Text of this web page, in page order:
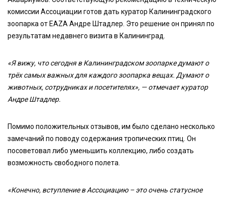
комиссии Ассоциации готов дать куратор Калининградского
зоопарка от EAZA Андре Штадлер. Это решение он принял по
результатам недавнего визита в Калининград.
«Я вижу, что сегодня в Калининградском зоопарке думают о
трёх самых важных для каждого зоопарка вещах. Думают о
животных, сотрудниках и посетителях», — отмечает куратор
Андре Штадлер.
Помимо положительных отзывов, им было сделано несколько
замечаний по поводу содержания тропических птиц. Он
посоветовал либо уменьшить коллекцию, либо создать
возможность свободного полета.
«Конечно, вступление в Ассоциацию – это очень статусное